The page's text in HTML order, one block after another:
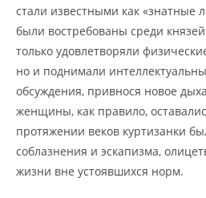
стали известными как «знатные
были востребованы среди
только удовлетворяли
но и поднимали
обсуждения, привнося новое
женщины, как правило,
протяжении веков куртизанки
соблазнения и эскапизма,
жизни вне устоявшихся норм.